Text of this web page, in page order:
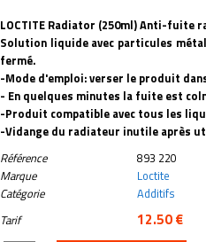
LOCTITE Radiator (250ml)Anti-fuite
Solution liquide avec particules
fermé.
-Mode d'emploi: verser le produit
- En quelques minutes la fuite est
-Produit compatible avec tous les
-Vidange du radiateur inutile après
Référence
893 220
Marque
Loctite
Catégorie
Additifs
Tarif
12.50 €